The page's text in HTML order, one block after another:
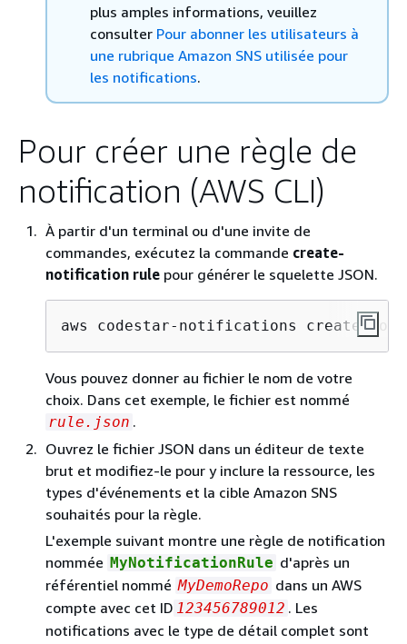
plus amples informations, veuillez
consulter Pour abonner les utilisateurs à
une rubrique Amazon SNS utilisée pour
les notifications.
Pour créer une règle de
notification (AWS CLI)
À partir d'un terminal ou d'une invite de
commandes, exécutez la commande create-
notification rule pour générer le squelette JSON.
aws codestar-notifications create-
Vous pouvez donner au fichier le nom de votre
choix. Dans cet exemple, le fichier est nommé
rule.json .
Ouvrez le fichier JSON dans un éditeur de texte
brut et modifiez-le pour y inclure la ressource, les
types d'événements et la cible Amazon SNS
souhaités pour la règle.
L'exemple suivant montre une règle de notification
nommée MyNotificationRule d'après un
référentiel nommé MyDemoRepo dans un AWS
compte avec cet ID 123456789012 . Les
notifications avec le type de détail complet sont